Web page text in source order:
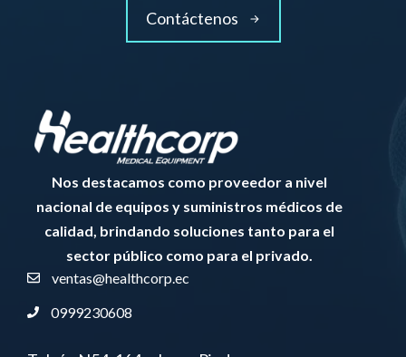
Contáctenos
Nos destacamos como proveedor a nivel
nacional de equipos y suministros médicos de
calidad, brindando soluciones tanto para el
sector público como para el privado.
ventas@healthcorp.ec
0999230608